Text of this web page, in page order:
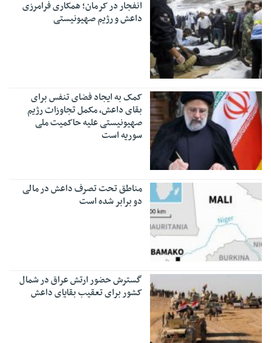
انفجار در کرمان؛ همکاری فرامرزی
داعش و رژیم صهیونیستی
کمک به ایجاد فضای تنفس برای
بقای داعش، مکمل تجاوزات رژیم
صهیونیستی علیه حاکمیت ملی
سوریه است
مناطق تحت تصرف داعش در مالی
دو برابر شده است
گسترش حضور ارتش عراق در شمال
کشور برای تعقیب بقایای داعش